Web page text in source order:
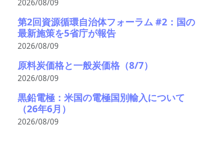
2026/08/09
第2回資源循環自治体フォーラム #2：国の
最新施策を5省庁が報告
2026/08/09
原料炭価格と一般炭価格（8/7）
2026/08/09
黒鉛電極：米国の電極国別輸入について
（26年6月）
2026/08/09